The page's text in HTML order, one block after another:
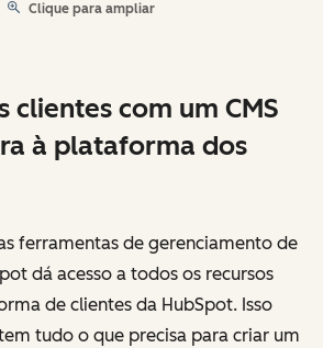
Clique para ampliar
clientes com um CMS
à plataforma dos
ferramentas de gerenciamento de
dá acesso a todos os recursos
de clientes da HubSpot. Isso
tudo o que precisa para criar um